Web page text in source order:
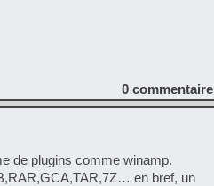
0 commentaire
de plugins comme winamp.
en bref, un